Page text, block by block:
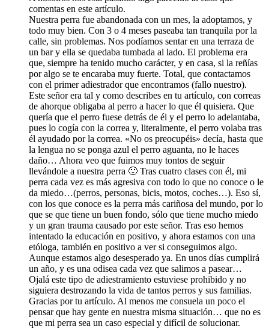
comentas en este artículo.
Nuestra perra fue abandonada con un mes, la adoptamos, y
todo muy bien. Con 3 o 4 meses paseaba tan tranquila por la
calle, sin problemas. Nos podíamos sentar en una terraza de
un bar y ella se quedaba tumbada al lado. El problema era
que, siempre ha tenido mucho carácter, y en casa, si la reñías
por algo se te encaraba muy fuerte. Total, que contactamos
con el primer adiestrador que encontramos (fallo nuestro).
Este señor era tal y como describes en tu artículo, con correas
de ahorque obligaba al perro a hacer lo que él quisiera. Que
quería que el perro fuese detrás de él y el perro lo adelantaba,
pues lo cogía con la correa y, literalmente, el perro volaba tras
él ayudado por la correa. «No os preocupéis» decía, hasta que
la lengua no se ponga azul el perro aguanta, no le haces
daño… Ahora veo que fuimos muy tontos de seguir
llevándole a nuestra perra 🙁 Tras cuatro clases con él, mi
perra cada vez es más agresiva con todo lo que no conoce o le
da miedo…(perros, personas, bicis, motos, coches…). Eso sí,
con los que conoce es la perra más cariñosa del mundo, por lo
que se que tiene un buen fondo, sólo que tiene mucho miedo
y un gran trauma causado por este señor. Tras eso hemos
intentado la educación en positivo, y ahora estamos con una
etóloga, también en positivo a ver si conseguimos algo.
Aunque estamos algo desesperado ya. En unos días cumplirá
un año, y es una odisea cada vez que salimos a pasear…
Ojalá este tipo de adiestramiento estuviese prohibido y no
siguiera destrozando la vida de tantos perros y sus familias.
Gracias por tu artículo. Al menos me consuela un poco el
pensar que hay gente en nuestra misma situación… que no es
que mi perra sea un caso especial y difícil de solucionar.